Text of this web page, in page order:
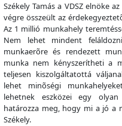
Székely Tamás a VDSZ elnöke
végre összeült az
Az 1 millió munkahely
Nem lehet mindent
munkaerõre és rendezett
munka nem kényszerítheti a
teljesen kiszolgáltatottá
lehet minõségi
lehetnek eszközei egy
határozza meg, hogy mi a jó
Székely.